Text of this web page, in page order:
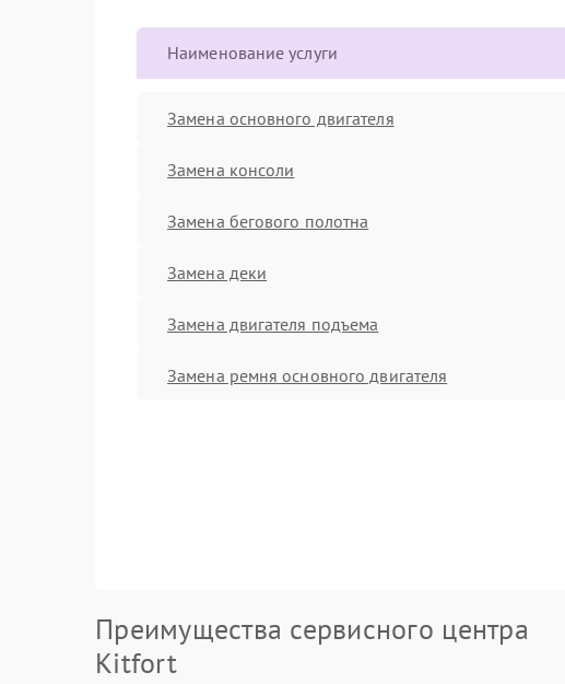
Наименование услуги
Замена основного двигателя
Замена консоли
Замена бегового полотна
Замена деки
Замена двигателя подъема
Замена ремня основного двигателя
Преимущества сервисного центра
Kitfort